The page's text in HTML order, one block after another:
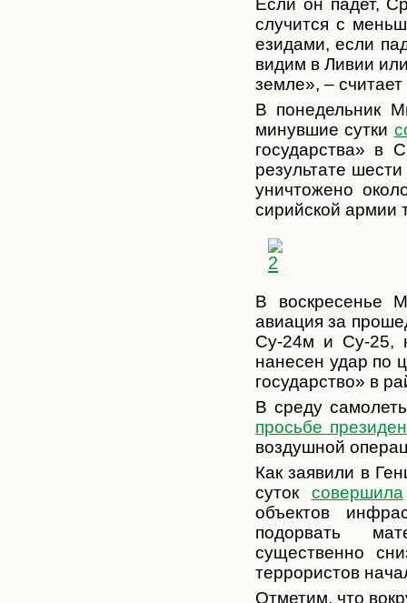
Если он падет,
случится с
езидами, если
видим в Ливии
земле», – считает
В понедельник
минувшие сутки
государства» в
результате
уничтожено
сирийской армии
В воскресенье
авиация за
Су-24м и Су-25,
нанесен удар по
государство» в
В среду
просьбе
воздушной
Как заявили в
суток совершила
объектов
подорвать
существенно
террористов
Отметим, что